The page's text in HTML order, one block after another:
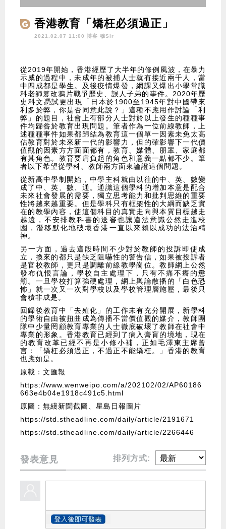
香港教育「矯枉必須過正」
2021.02.07 11:00 博客 穆Sir
從2019年開始，香港經歷了大半年的修例風波，在暴力
示威的過程中，未成年的被捕人士就有接近兩千人，當
中四成都是學生。及後疫情爆發，網課又爆出小學常識
科老師篡改鴉片戰爭歷史、誤人子弟的事件。2020年歷
史科文憑試更出現「日本於1900至1945年對中國帶來
利多於弊，你是否同意此說？」這種不應用作討論「利
弊」的題目，社會上有部分人士對於以上發生的種種事
件均歸咎於教育出現問題。筆者作為一位前線教師，上
述種種事件如果都歸結為教育這一個單一因素未免太高
估教育對於未來新一代的影響力，但的確影響下一代價
值觀的因素方方面面都有，教育、媒體、朋輩、家庭都
有其角色。教育要肩負起的角色和意義一點都不少。筆
者以下希望從學科、教師兩方面來論證這個問題。
從新高中學制開始，中學主科就由以往的中、英、數變
成了中、英、數、通。通識這個學科的增加本意是配合
未來社會發展的需要，獨立思考能力和批判思維的重要
性將越來越重要。但是學科只有框架性的大綱而缺乏實
在的教學內容，使這個科目的真實走向與本質目標越走
越遠，不安排教科書的送審也讓違法意識公然走進校
園，潛移默化地破壞香港一直以來賴以成功的法治精
神。
另一方面，過去這段時間不少對於教師的投訴即使成
立，換來的都只是缺乏阻嚇性的警告信，如果被投訴者
是官校教師，更只是調離前線教學崗位。教師網上公然
發布仇恨言論，學校自主處理下，只有不痛不癢的懲
罰。一旦學校打算強硬處理，網上輿論散播的「白色恐
怖」就一次又一次對學校以及學校管理層施壓，最後只
會積非成是。
回歸後教育中「去殖化」的工作未有充分開展，新學科
的學術自由被扭曲成為傳播不當價值觀的媒介，教師團
隊中少量罔顧教育專業的人士徹底破壞了教師在社會中
專業的形象。香港教育已經到了病入膏肓的境地，現在
的教育改革已經不再是小修小補，正如毛澤東主席曾
言：「矯枉必須過正，不過正不能矯枉。」香港的教育
也應如是。
原載：文匯報
https://www.wenweipo.com/a/202102/02/AP60186
663e4b04e1918c491c5.html
原圖：無綫新聞截圖、星島日報圖片
https://std.stheadline.com/daily/article/2191671
https://std.stheadline.com/daily/article/2266446
發表意見 排列方式: